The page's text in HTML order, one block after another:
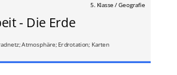
5. Klasse / Geografie
- Die Erde
Atmosphäre; Erdrotation; Karten